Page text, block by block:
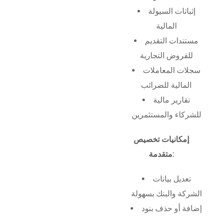
إثباتات السيولة
المالية
مستندات التقديم
للقروض التجارية
سجلات المعاملات
المالية للضرائب
تقارير مالية
للشركاء والمستثمرين
إمكانيات تخصيص
متقدمة:
تعديل بيانات
الشركة والبنك بسهولة
إضافة أو حذف بنود